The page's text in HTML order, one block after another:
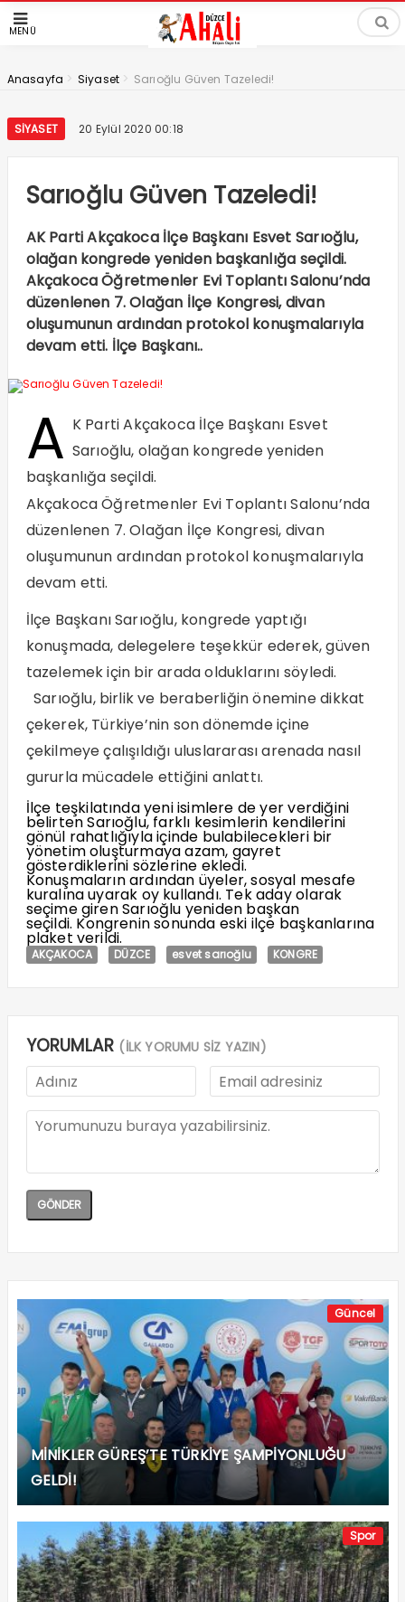
MENÜ
Anasayfa > Siyaset > Sarıoğlu Güven Tazeledi!
SIYASET 20 Eylül 2020 00:18
Sarıoğlu Güven Tazeledi!
AK Parti Akçakoca İlçe Başkanı Esvet Sarıoğlu,
olağan kongrede yeniden başkanlığa seçildi.
Akçakoca Öğretmenler Evi Toplantı Salonu’nda
düzenlenen 7. Olağan İlçe Kongresi, divan
oluşumunun ardından protokol konuşmalarıyla
devam etti. İlçe Başkanı..
A K Parti Akçakoca İlçe Başkanı Esvet
Sarıoğlu, olağan kongrede yeniden
başkanlığa seçildi.
Akçakoca Öğretmenler Evi Toplantı Salonu’nda
düzenlenen 7. Olağan İlçe Kongresi, divan
oluşumunun ardından protokol konuşmalarıyla
devam etti.
İlçe Başkanı Sarıoğlu, kongrede yaptığı
konuşmada, delegelere teşekkür ederek, güven
tazelemek için bir arada olduklarını söyledi.
Sarıoğlu, birlik ve beraberliğin önemine dikkat
çekerek, Türkiye’nin son dönemde içine
çekilmeye çalışıldığı uluslararası arenada nasıl
gururla mücadele ettiğini anlattı.
İlçe teşkilatında yeni isimlere de yer verdiğini
belirten Sarıoğlu, farklı kesimlerin kendilerini
gönül rahatlığıyla içinde bulabilecekleri bir
yönetim oluşturmaya azam, gayret
gösterdiklerini sözlerine ekledi.
Konuşmaların ardından üyeler, sosyal mesafe
kuralına uyarak oy kullandı. Tek aday olarak
seçime giren Sarıoğlu yeniden başkan
seçildi. Kongrenin sonunda eski ilçe başkanlarına
plaket verildi.
AKÇAKOCA DÜZCE esvet sarıoğlu KONGRE
YORUMLAR (İLK YORUMU SİZ YAZIN)
Güncel
MİNİKLER GÜREŞ’TE TÜRKİYE ŞAMPİYONLUĞU
GELDİ!
Spor